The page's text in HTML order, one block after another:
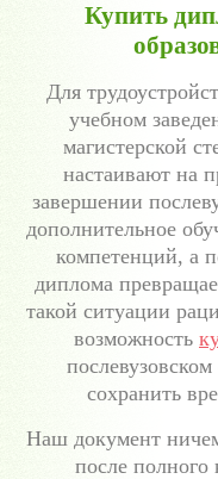
Купить
Для
учебном
магистерской
настаивают на
завершении
дополнительное
компетенций, а
диплома
такой ситуации
возможность
сохранить
Наш документ
после полного